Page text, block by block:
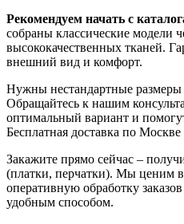
Рекомендуем начать с
собраны классические модели
высококачественных тканей.
внешний вид и комфорт.
Нужны нестандартные
Обращайтесь к нашим
оптимальный вариант и
Бесплатная доставка по
Закажите прямо сейчас –
(платки, перчатки). Мы ценим
оперативную обработку
удобным способом.